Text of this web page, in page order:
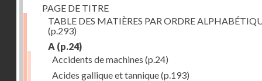
PAGE DE TITRE
TABLE DES MATIÈRES PAR ORDRE
(p.293)
A (p.24)
Accidents de machines (p.24)
Acides gallique et tannique(p.193)